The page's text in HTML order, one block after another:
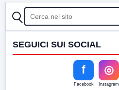
CERCA
SEGUICI SUI SOCIAL
f
Facebook
◎
Instagram